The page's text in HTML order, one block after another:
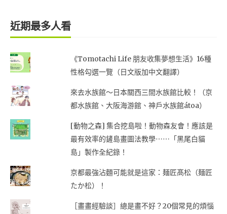
近期最多人看
《Tomotachi Life 朋友收集夢想生活》16種
性格勾選一覽（日文版加中文翻譯）
來去水族館～日本關西三間水族館比較！（京
都水族館、大阪海游館、神戶水族館átoa）
[動物之森] 集合挖島啦！動物森友會！應該是
最有效率的鏟島畫圖法教學⋯⋯「黑尾白貓
島」製作全紀錄！
京都最強沾麵可能就是這家：麺匠髙松（麺匠
たか松）！
［畫畫經驗談］總是畫不好？20個常見的煩惱